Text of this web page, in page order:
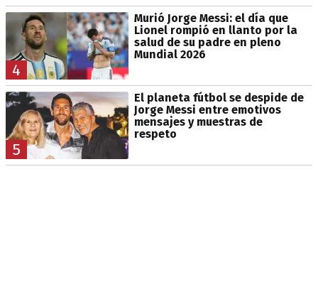
4
Murió Jorge Messi: el día que
Lionel rompió en llanto por la
salud de su padre en pleno
Mundial 2026
5
El planeta fútbol se despide de
Jorge Messi entre emotivos
mensajes y muestras de
respeto